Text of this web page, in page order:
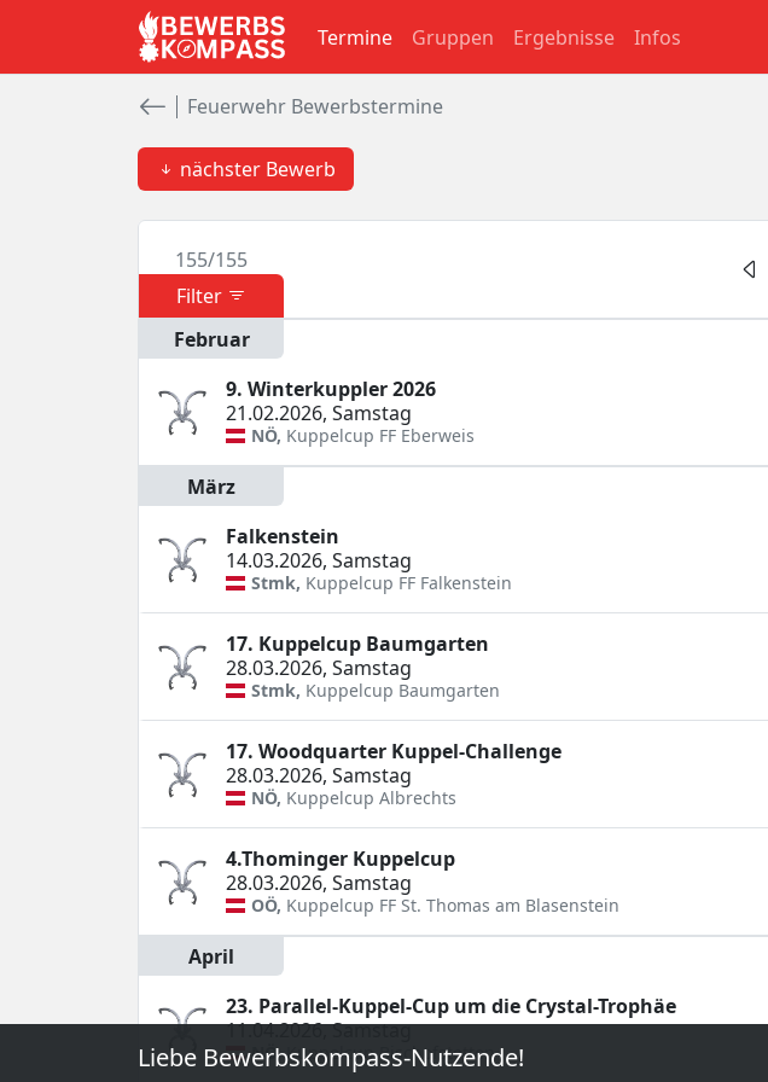
Termine Gruppen Ergebnisse Infos
Feuerwehr Bewerbstermine
nächster Bewerb
155/155
Filter
Februar
9. Winterkuppler 2026
21.02.2026, Samstag
NÖ, Kuppelcup FF Eberweis
März
Falkenstein
14.03.2026, Samstag
Stmk, Kuppelcup FF Falkenstein
17. Kuppelcup Baumgarten
28.03.2026, Samstag
Stmk, Kuppelcup Baumgarten
17. Woodquarter Kuppel-Challenge
28.03.2026, Samstag
NÖ, Kuppelcup Albrechts
4.Thominger Kuppelcup
28.03.2026, Samstag
OÖ, Kuppelcup FF St. Thomas am Blasenstein
April
23. Parallel-Kuppel-Cup um die Crystal-Trophäe
11.04.2026,Samstag
NÖ, Kuppelcup Bischofstetten
Liebe Bewerbskompass-Nutzende!